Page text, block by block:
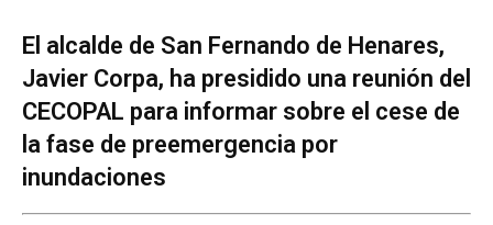
El alcalde de San Fernando de Henares,
Javier Corpa, ha presidido una reunión del
CECOPAL para informar sobre el cese de
la fase de preemergencia por
inundaciones